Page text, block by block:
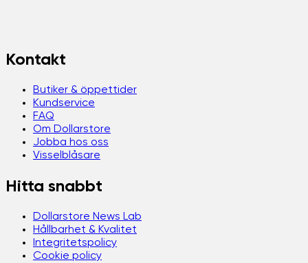
Kontakt
Butiker & öppettider
Kundservice
FAQ
Om Dollarstore
Jobba hos oss
Visselblåsare
Hitta snabbt
Dollarstore News Lab
Hållbarhet & Kvalitet
Integritetspolicy
Cookie policy